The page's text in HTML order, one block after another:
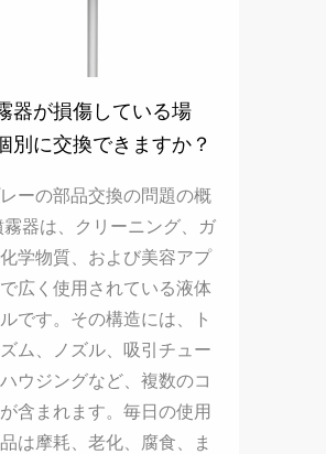
器が損傷している場
別に交換できますか？
ーの部品交換の問題の概
器は、クリーニング、ガ
学物質、および美容アプ
広く使用されている液体
です。その構造には、ト
ム、ノズル、吸引チュー
ウジングなど、複数のコ
含まれます。毎日の使用
は摩耗、老化、腐食、ま